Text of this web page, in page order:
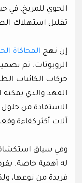
الجوي للمريخ، في
تقليل استهلاك
إن نهج المحاكاة
الروبوتات. تم
حركات الكائنات
الفهد والذي
الاستفادة من
آلات أكثر كفاءة
وفي سياق استكشاف
له أهمية خاصة.
فريدة من نوعها،